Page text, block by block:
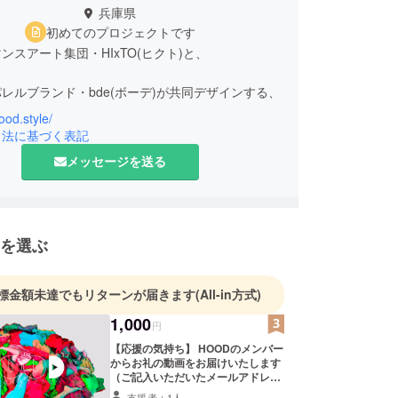
兵庫県
初めてのプロジェクトです
スアート集団・HIxTO(ヒクト)と、
ルブランド・bde(ボーデ)が共同デザインする、
スアート×ファッションショーの
ル舞台作品。
から産み出されるHOOD(集団)で作られていく
をファッションが象徴していく中で、
生きる身体とファッションのHOOD(状態)"を描
に基づく表記
メッセージを送る
選ぶ
金額未達でもリターンが届きます(All-in方式)
1,000円
【応援の気持ち】 HOODのメンバー
からお礼の動画をお届けいたします
（ご記入いただいたメールアドレス
にお送りいたします）